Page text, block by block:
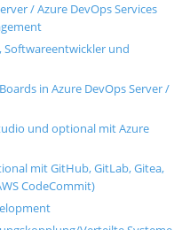
/ Azure DevOps Services
und
in Azure DevOps Server /
und optional mit Azure
mit GitHub, GitLab, Gitea,
CodeCommit)